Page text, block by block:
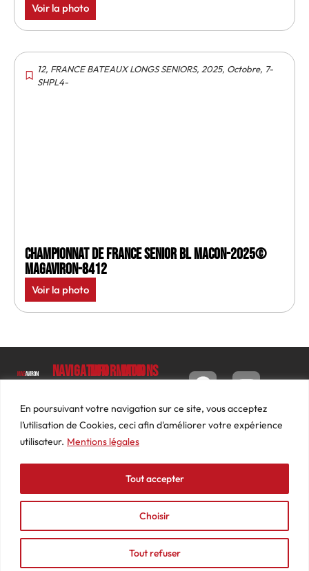
En poursuivant votre navigation sur ce site, vous acceptez
l’utilisation de Cookies, ceci afin d'améliorer votre expérience
utilisateur. Mentions légales
Choisir
Tout refuser
Tout accepter
Voir la photo
12, FRANCE BATEAUX LONGS SENIORS, 2025, Octobre, 7-
SHPL4-
Championnat de France senior BL Macon-2025©
MagAviron-8412
Voir la photo
Luc
Barbier
69640
74
87
contact@mediasaviron.fr
Navigation
Le
Magazine
Photos
Actualités
Podcasts
Informations
Conditions
générales
de ventes
Mentions
légales
Mon
Tableau
de bord
Commandes
Adresses
Détails
du
compte